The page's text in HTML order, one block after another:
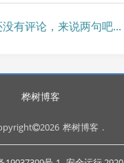
没有评论，来说两句吧...
桦树博客
2026 桦树博客 .